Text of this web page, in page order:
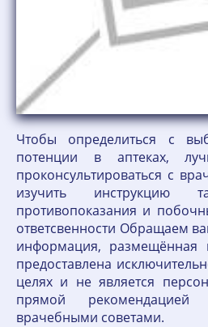
Чтобы определиться с
потенции в аптеках,
проконсультироваться с
изучить инструкцию
противопоказания и
ответсвенности Обращаем
информация, размещённая
предоставлена
целях и не является
прямой
врачебными советами.